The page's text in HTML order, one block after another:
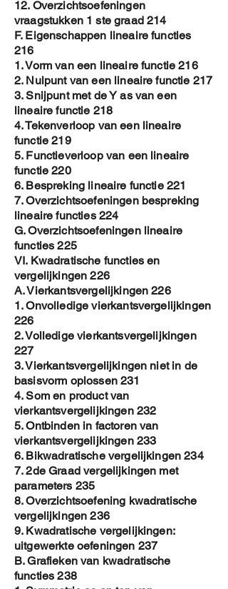
12. Overzichtsoefeningen
vraagstukken 1 ste graad 214
F. Eigenschappen lineaire functies
216
1. Vorm van een lineaire functie 216
2. Nulpunt van een lineaire functie 217
3. Snijpunt met de Y as van een
lineaire functie 218
4. Tekenverloop van een lineaire
functie 219
5. Functieverloop van een lineaire
functie 220
6. Bespreking lineaire functie 221
7. Overzichtsoefeningen bespreking
lineaire functies 224
G. Overzichtsoefeningen lineaire
functies 225
VI. Kwadratische functies en
vergelijkingen 226
A. Vierkantsvergelijkingen 226
1. Onvolledige vierkantsvergelijkingen
226
2. Volledige vierkantsvergelijkingen
227
3. Vierkantsvergelijkingen niet in de
basisvorm oplossen 231
4. Som en product van
vierkantsvergelijkingen 232
5. Ontbinden in factoren van
vierkantsvergelijkingen 233
6. Bikwadratische vergelijkingen 234
7. 2de Graad vergelijkingen met
parameters 235
8. Overzichtsoefening kwadratische
vergelijkingen 236
9. Kwadratische vergelijkingen:
uitgewerkte oefeningen 237
B. Grafieken van kwadratische
functies 238